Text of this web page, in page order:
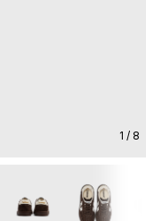
1 / 8